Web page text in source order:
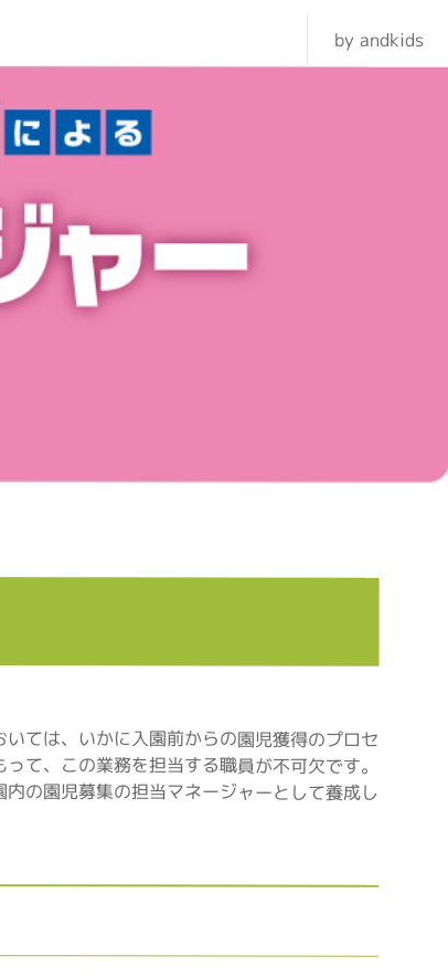
by andkids
ては、いかに入園前からの園児獲得のプロセ
て、この業務を担当する職員が不可欠です。
の園児募集の担当マネージャーとして養成し